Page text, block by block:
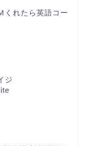
くれたら英語コー
ジ